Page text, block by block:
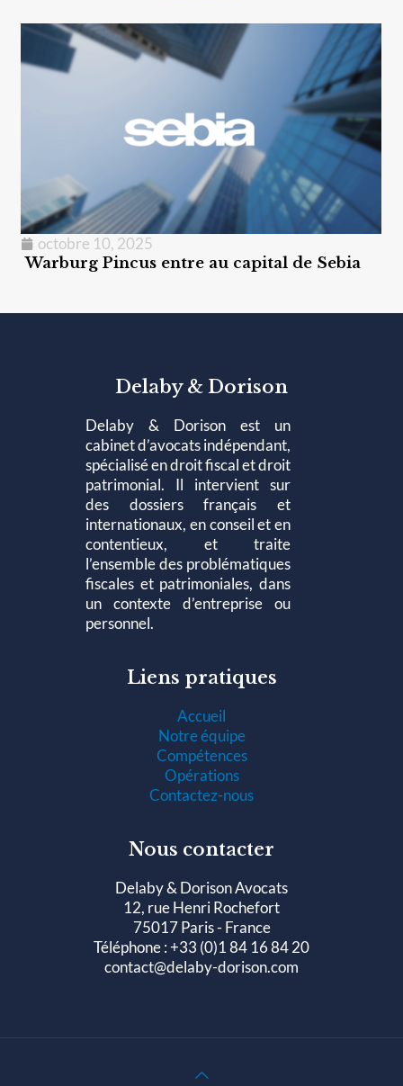
2025
entre au capital de Sebia
Delaby & Dorison
Delaby & Dorison est un
cabinet d’avocats indépendant,
spécialisé en droit fiscal et droit
patrimonial. Il intervient sur
des dossiers français et
internationaux, en conseil et en
contentieux, et traite
l’ensemble des problématiques
fiscales et patrimoniales, dans
un contexte d’entreprise ou
personnel.
Liens pratiques
Accueil
Notre équipe
Compétences
Opérations
Contactez-nous
Nous contacter
Delaby & Dorison Avocats
12, rue Henri Rochefort
75017 Paris - France
Téléphone : +33 (0)1 84 16 84 20
contact@delaby-dorison.com